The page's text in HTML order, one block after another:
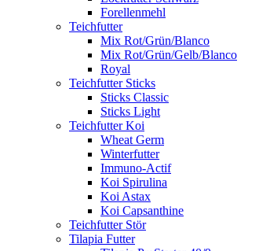
Forellenmehl
Teichfutter
Mix Rot/Grün/Blanco
Mix Rot/Grün/Gelb/Blanco
Royal
Teichfutter Sticks
Sticks Classic
Sticks Light
Teichfutter Koi
Wheat Germ
Winterfutter
Immuno-Actif
Koi Spirulina
Koi Astax
Koi Capsanthine
Teichfutter Stör
Tilapia Futter